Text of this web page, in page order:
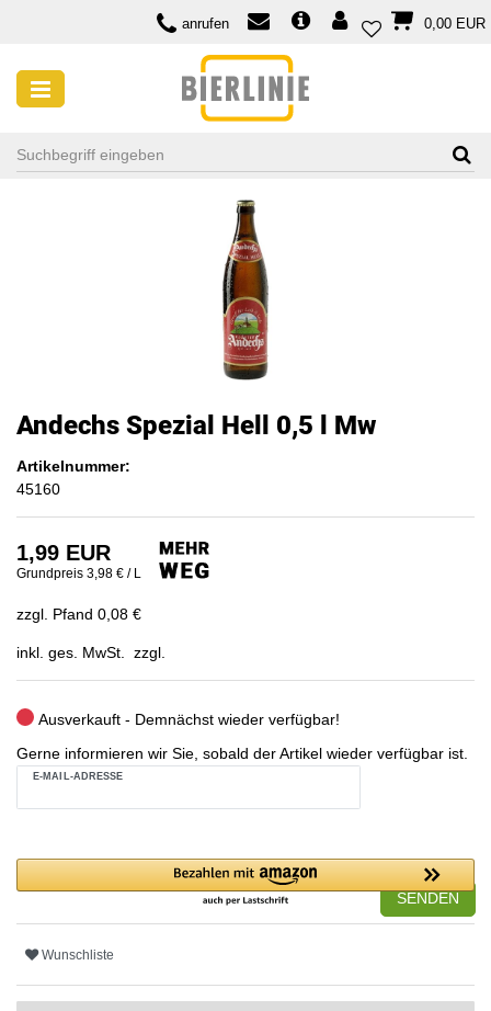
anrufen 0,00 EUR
Andechs Spezial Hell 0,5 l Mw
Artikelnummer:
45160
1,99 EUR
Grundpreis 3,98 € / L
zzgl. Pfand 0,08 €
inkl. ges. MwSt. zzgl.
Ausverkauft - Demnächst wieder verfügbar!
Gerne informieren wir Sie, sobald der Artikel wieder verfügbar ist.
E-MAIL-ADRESSE
SENDEN
Wunschliste